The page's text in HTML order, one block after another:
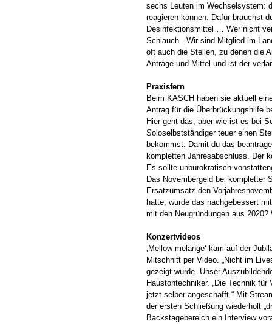
sechs Leuten im Wechselsystem:
reagieren können. Dafür brauchst
Desinfektionsmittel … Wer nicht
Schlauch. „Wir sind Mitglied im
oft auch die Stellen, zu denen die
Anträge und Mittel und ist der
Praxisfern
Beim KASCH haben sie aktuell
Antrag für die Überbrückungshilfe
Hier geht das, aber wie ist es bei
Soloselbstständiger teuer einen
bekommst. Damit du das
kompletten Jahresabschluss. Der
Es sollte unbürokratisch
Das Novembergeld bei kompletter
Ersatzumsatz den
hatte, wurde das nachgebessert
mit den Neugründungen aus
Konzertvideos
‚Mellow melange‘ kam auf der
Mitschnitt per Video. „Nicht im
gezeigt wurde. Unser
Haustontechniker. „Die Technik
jetzt selber angeschafft.“ Mit
der ersten Schließung wiederholt
Backstagebereich ein Interview